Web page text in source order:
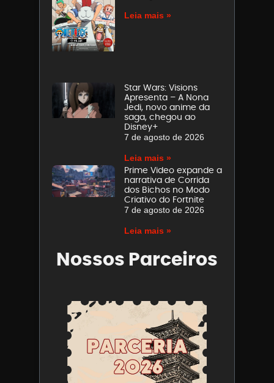
Leia mais »
Star Wars: Visions
Apresenta – A Nona
Jedi, novo anime da
saga, chegou ao
Disney+
7 de agosto de 2026
Leia mais »
Prime Video expande a
narrativa de Corrida
dos Bichos no Modo
Criativo do Fortnite
7 de agosto de 2026
Leia mais »
Nossos Parceiros